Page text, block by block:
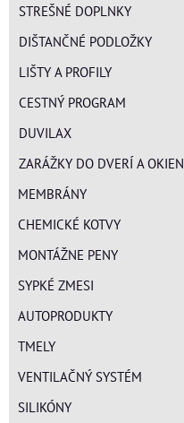
STREŠNÉ DOPLNKY
DIŠTANČNÉ PODLOŽKY
LIŠTY A PROFILY
CESTNÝ PROGRAM
DUVILAX
ZARÁŽKY DO DVERÍ A OKIEN
MEMBRÁNY
CHEMICKÉ KOTVY
MONTÁŽNE PENY
SYPKÉ ZMESI
AUTOPRODUKTY
TMELY
VENTILAČNÝ SYSTÉM
SILIKÓNY